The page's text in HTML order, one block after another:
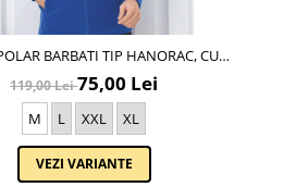
BARBATI TIP HANORAC, CU
LA BAZA GATULUI, CULOARE
ALBASTRU 1022
119,00 Lei75,00 Lei
M L XXL XL
VEZI VARIANTE